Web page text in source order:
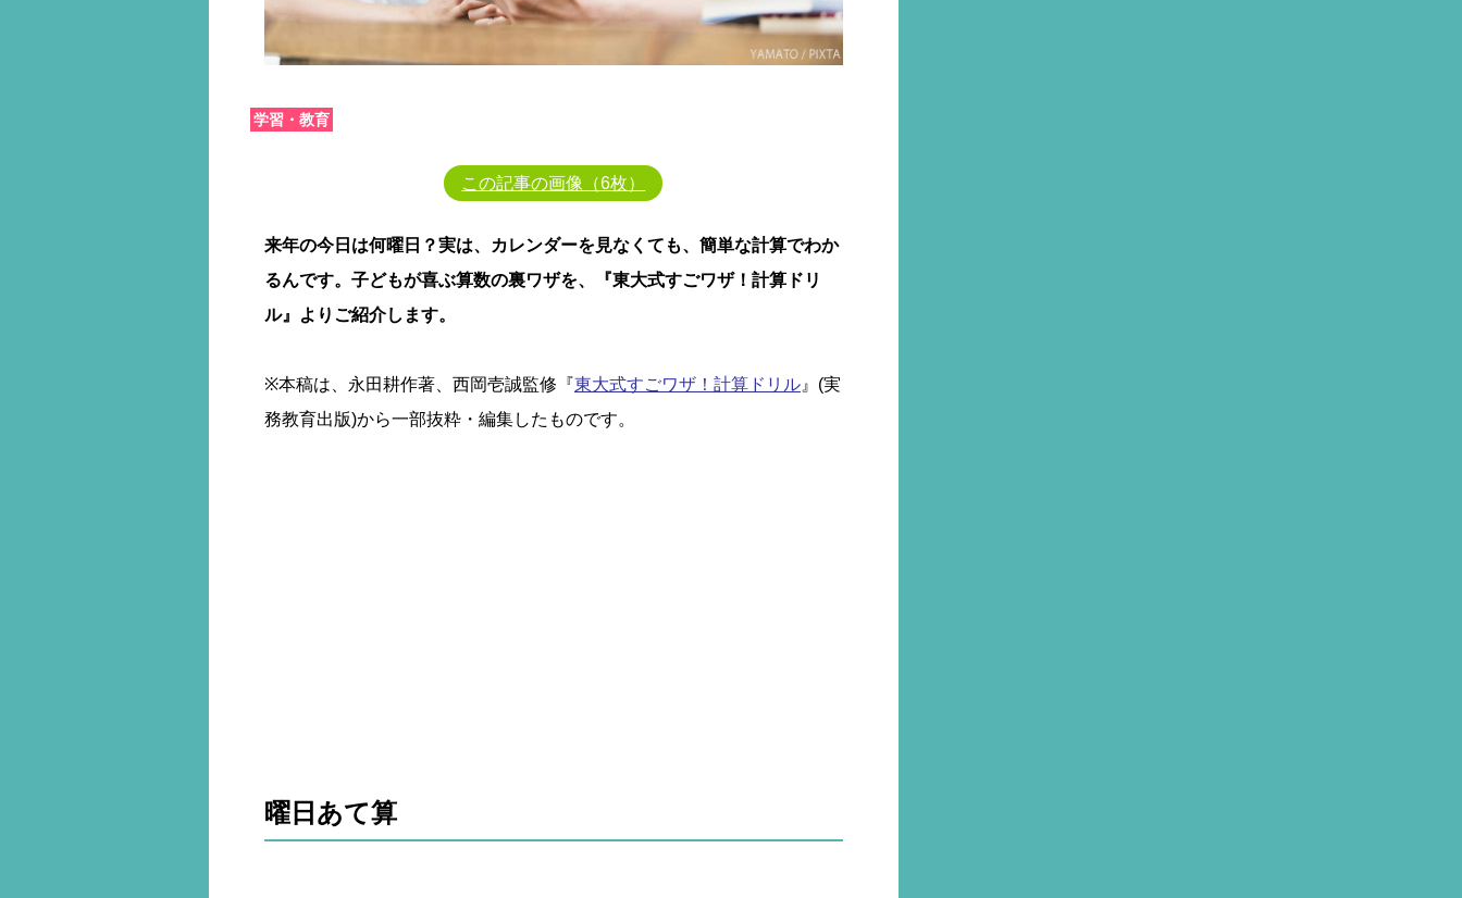
学習・教育
この記事の画像（6枚）
来年の今日は何曜日？実は、カレンダーを見なくても、簡単な計算でわか
るんです。子どもが喜ぶ算数の裏ワザを、『東大式すごワザ！計算ドリ
ル』よりご紹介します。
※本稿は、永田耕作著、西岡壱誠監修『東大式すごワザ！計算ドリル 』(実
務教育出版)から一部抜粋・編集したものです。
曜日あて算